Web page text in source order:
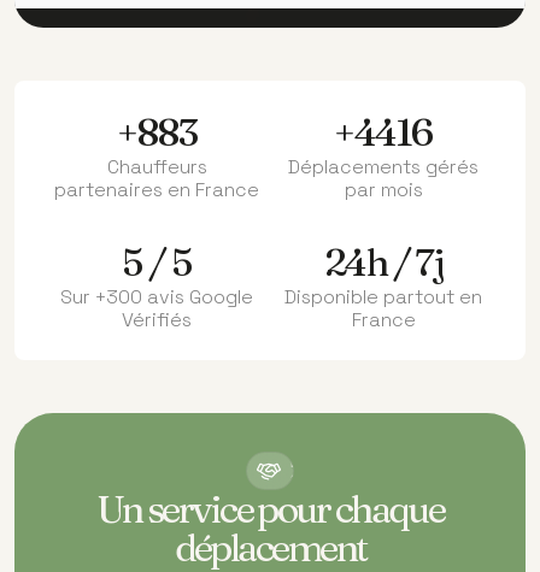
+1000
Chauffeurs
partenaires en France
+5000
Déplacements gérés
par mois
5 / 5
Sur +300 avis Google
Vérifiés
24h / 7j
Disponible partout en
France
NOS
SERVICES
Un service pour chaque
déplacement